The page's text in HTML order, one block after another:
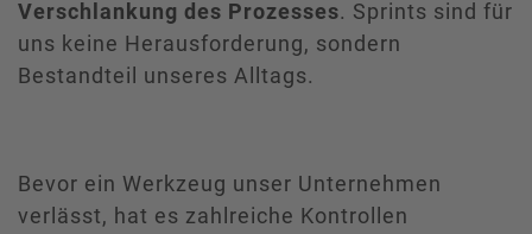
Verschlankung des Prozesses. Sprints sind für
uns keine Herausforderung, sondern
Bestandteil unseres Alltags.
Bevor ein Werkzeug unser Unternehmen
verlässt, hat es zahlreiche Kontrollen